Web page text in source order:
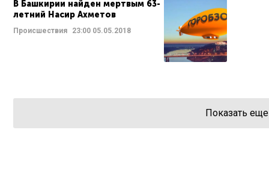
В Башкирии найден мертвым 63-
летний Насир Ахметов
Происшествия 23:00 05.05.2018
Показать